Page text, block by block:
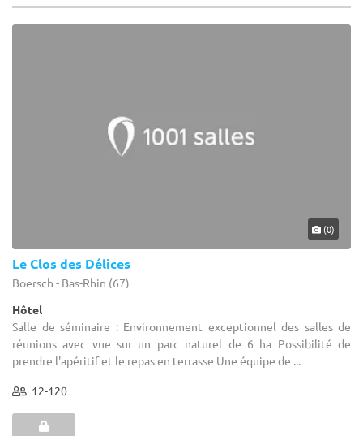
(0)
Le Clos des Délices
Boersch - Bas-Rhin (67)
Hôtel
Salle de séminaire : Environnement exceptionnel des salles de
réunions avec vue sur un parc naturel de 6 ha Possibilité de
prendre l'apéritif et le repas en terrasse Une équipe de ...
12-120